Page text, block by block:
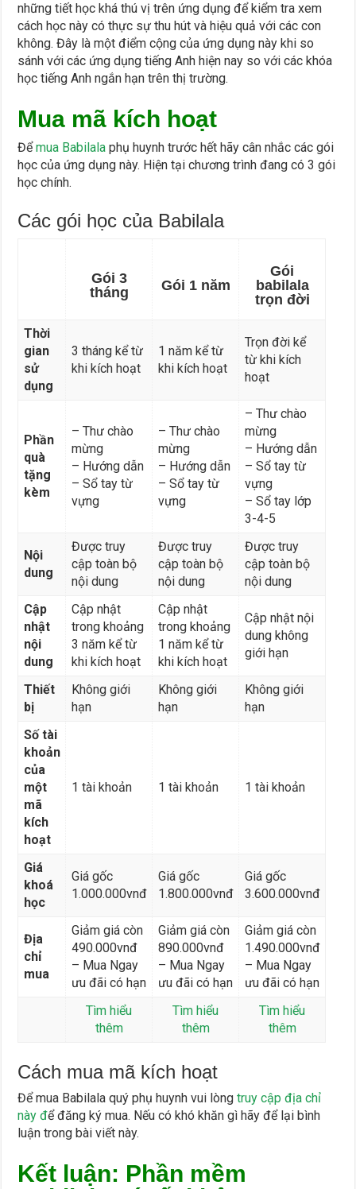
những tiết học khá thú vị trên ứng dụng để kiểm tra xem
cách học này có thực sự thu hút và hiệu quả với các con
không. Đây là một điểm cộng của ứng dụng này khi so
sánh với các ứng dụng tiếng Anh hiện nay so với các khóa
học tiếng Anh ngắn hạn trên thị trường.
Mua mã kích hoạt
Đểmua Babilala phụ huynh trước hết hãy cân nhắc các gói
học của ứng dụng này. Hiện tại chương trình đang có 3 gói
học chính.
Các gói học của Babilala
Gói 3
tháng
Gói 1 năm
Gói
babilala
trọn đời
Thời
gian
sử
dụng
3 tháng kể từ
khi kích hoạt
1 năm kể từ
khi kích hoạt
Trọn đời kể
từ khi kích
hoạt
Phần
quà
tặng
kèm
– Thư chào
mừng
– Hướng dẫn
– Sổ tay từ
vựng
– Thư chào
mừng
– Hướng dẫn
– Sổ tay từ
vựng
– Thư chào
mừng
– Hướng dẫn
– Sổ tay từ
vựng
– Sổ tay lớp
3-4-5
Nội
dung
Được truy
cập toàn bộ
nội dung
Được truy
cập toàn bộ
nội dung
Được truy
cập toàn bộ
nội dung
Cập
nhật
nội
dung
Cập nhật
trong khoảng
3 năm kể từ
khi kích hoạt
Cập nhật
trong khoảng
1 năm kể từ
khi kích hoạt
Cập nhật nội
dung không
giới hạn
Thiết
bị
Không giới
hạn
Không giới
hạn
Không giới
hạn
Số tài
khoản
của
một
mã
kích
hoạt
1 tài khoản 1 tài khoản 1 tài khoản
Giá
khoá
học
Giá gốc
1.000.000vnđ
Giá gốc
1.800.000vnđ
Giá gốc
3.600.000vnđ
Địa
chỉ
mua
Giảm giá còn
490.000vnđ
– Mua Ngay
ưu đãi có hạn
Giảm giá còn
890.000vnđ
– Mua Ngay
ưu đãi có hạn
Giảm giá còn
1.490.000vnđ
– Mua Ngay
ưu đãi có hạn
Tìm hiểu
thêm
Tìm hiểu
thêm
Tìm hiểu
thêm
Cách mua mã kích hoạt
Để mua Babilala quý phụ huynh vui lòngtruy cập địa chỉ
này để đăng ký mua. Nếu có khó khăn gì hãy để lại bình
luận trong bài viết này.
Kết luận: Phần mềm